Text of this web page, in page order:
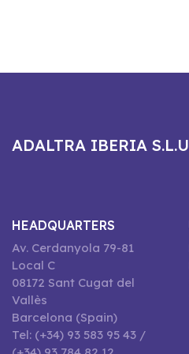
ADALTRA IBERIA
HEADQUARTERS
Av. Cerdanyola 79-81
Local C
08172 Sant Cugat del
Vallès
Barcelona (Spain)
Tel: (+34) 93 583 95 43 /